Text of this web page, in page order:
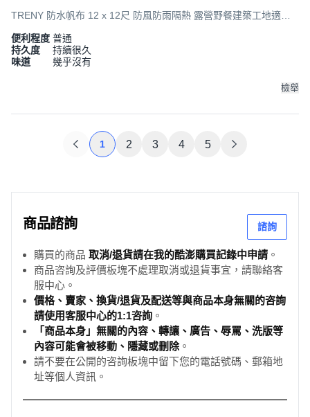
TRENY 防水帆布 12 x 12尺 防風防雨隔熱 露營野餐建築工地適用,
便利程度 普通
持久度
持續很久
味道
幾乎沒有
檢舉
1 2 3 4 5
商品諮詢 諮詢
購買的商品 取消/退貨請在我的酷澎購買記錄中申請 。
商品咨詢及評價板塊不處理取消或退貨事宜，請聯絡客
服中心。
價格、賣家、換貨/退貨及配送等與商品本身無關的咨詢
請使用客服中心的1:1咨詢 。
「商品本身」無關的內容、轉讓、廣告、辱罵、洗版等
內容可能會被移動、隱藏或刪除。
請不要在公開的咨詢板塊中留下您的電話號碼、郵箱地
址等個人資訊。